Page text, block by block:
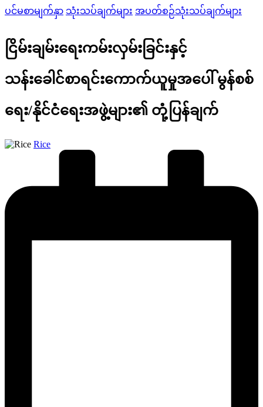
Posted
in
ပင်မစာမျက်နှာ သုံးသပ်ချက်များ အပတ်စဉ်သုံးသပ်ချက်များ
ငြိမ်းချမ်းရေးကမ်းလှမ်းခြင်းနှင့်
သန်းခေါင်စာရင်းကောက်ယူမှုအပေါ် မွန်စစ်
ရေး/နိုင်ငံရေးအဖွဲ့များ၏ တုံ့ပြန်ချက်
Posted Rice